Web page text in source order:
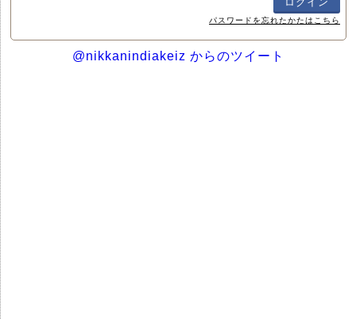
パスワードを忘れたかたはこちら
@nikkanindiakeiz からのツイート